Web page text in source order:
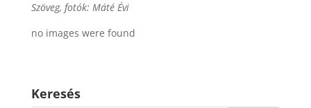
Szöveg, fotók: Máté Évi
no images were found
Keresés